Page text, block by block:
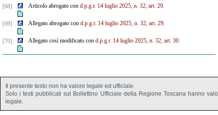
[68] Articolo abrogato con d.p.g.r. 14 luglio 2025, n. 32, art. 29.
[69] Allegato abrogato con d.p.g.r. 14 luglio 2025, n. 32, art. 29.
[70] Allegato così modificato con d.p.g.r. 14 luglio 2025, n. 32, art. 30.
Il presente testo non ha valore legale ed ufficiale.
Solo i testi pubblicati sul Bollettino Ufficiale della Regione Toscana hanno
legale.